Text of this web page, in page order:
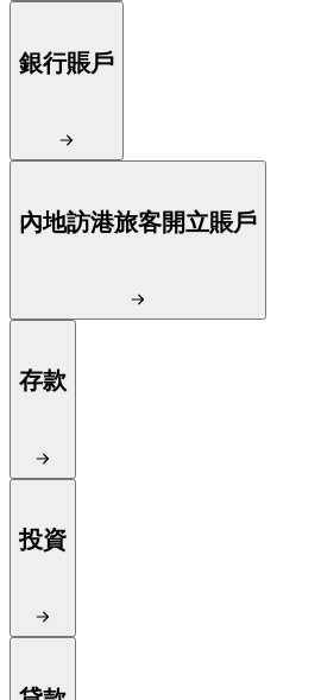
銀行賬戶
內地訪港旅客開立賬戶
存款
投資